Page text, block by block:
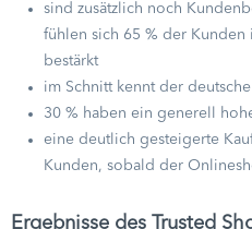
sind zusätzlich noch
fühlen sich 65 % der Kunden
bestärkt
im Schnitt kennt der
30 % haben ein generell
eine deutlich gesteigerte
Kunden, sobald der
Ergebnisse des Trusted